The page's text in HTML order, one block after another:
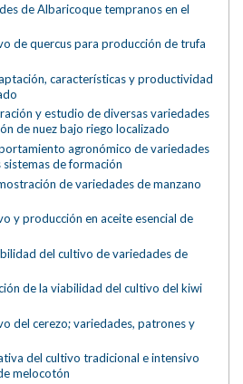
de Albaricoque tempranos en el
de quercus para producción de trufa
características y productividad
y estudio de diversas variedades
de nuez bajo riego localizado
agronómico de variedades
de formación
de variedades de manzano
y producción en aceite esencial de
del cultivo de variedades de
de la viabilidad del cultivo del kiwi
del cerezo; variedades, patrones y
del cultivo tradicional e intensivo
melocotón